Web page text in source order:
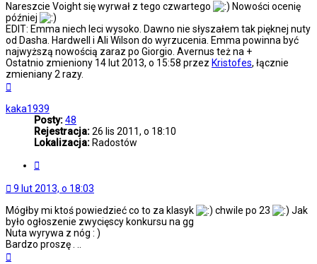
Nareszcie Voight się wyrwał z tego czwartego
Nowości ocenię
później
EDIT: Emma niech leci wysoko. Dawno nie słyszałem tak pięknej nuty
od Dasha. Hardwell i Ali Wilson do wyrzucenia. Emma powinna być
najwyższą nowością zaraz po Giorgio. Avernus też na +
Ostatnio zmieniony 14 lut 2013, o 15:58 przez Kristofes, łącznie
zmieniany 2 razy.
kaka1939
Posty:48
Rejestracja:26 lis 2011, o 18:10
Lokalizacja: Radostów
9 lut 2013, o 18:03
Mógłby mi ktoś powiedzieć co to za klasyk
chwile po 23
Jak
było ogłoszenie zwycięscy konkursu na gg
Nuta wyrywa z nóg : )
Bardzo proszę . ..